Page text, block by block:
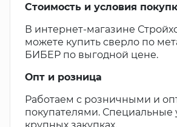
Стоимость и условия
В интернет-магазине
можете купить сверло по
БИБЕР по выгодной цене.
Опт и розница
Работаем с розничными и
покупателями. Специальные